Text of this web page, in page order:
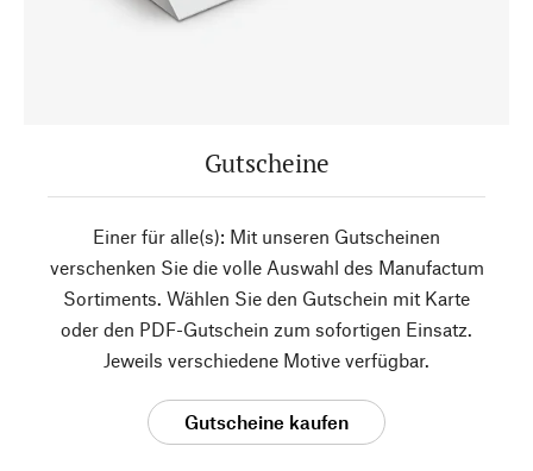
Gutscheine
Einer für alle(s): Mit unseren Gutscheinen
verschenken Sie die volle Auswahl des Manufactum
Sortiments. Wählen Sie den Gutschein mit Karte
oder den PDF-Gutschein zum sofortigen Einsatz.
Jeweils verschiedene Motive verfügbar.
Gutscheine kaufen